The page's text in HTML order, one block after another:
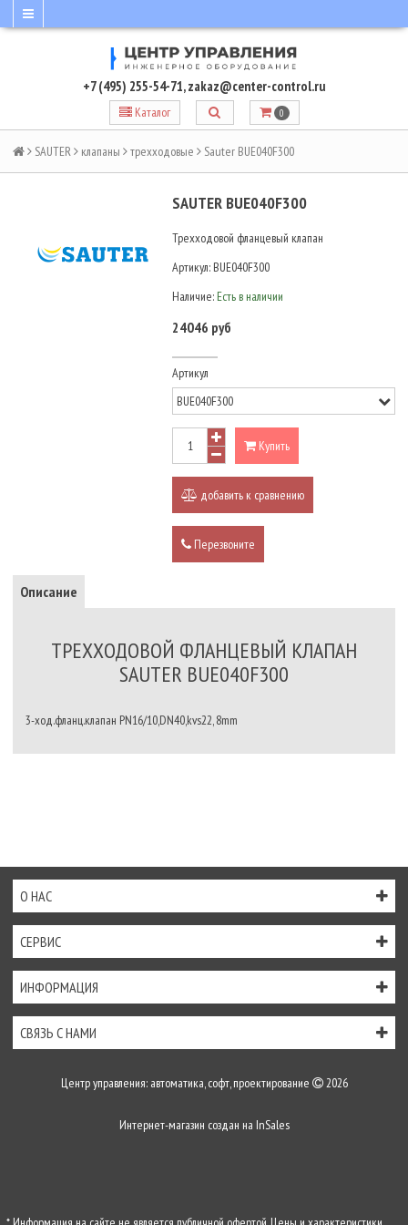
+7 (495) 255-54-71,zakaz@center-control.ru
Каталог 0
SAUTER клапаны трехходовые Sauter BUE040F300
SAUTER BUE040F300
Трехходовой фланцевый клапан
Артикул: BUE040F300
Наличие: Есть в наличии
24046 руб
Артикул
Купить
добавить к сравнению
Перезвоните
Описание
ТРЕХХОДОВОЙ ФЛАНЦЕВЫЙ КЛАПАН
SAUTER BUE040F300
3-ход.фланц.клапан PN16/10,DN40,kvs22, 8mm
О НАС
СЕРВИС
ИНФОРМАЦИЯ
СВЯЗЬ С НАМИ
Центр управления: автоматика, софт, проектирование 2026
Интернет-магазин создан на InSales